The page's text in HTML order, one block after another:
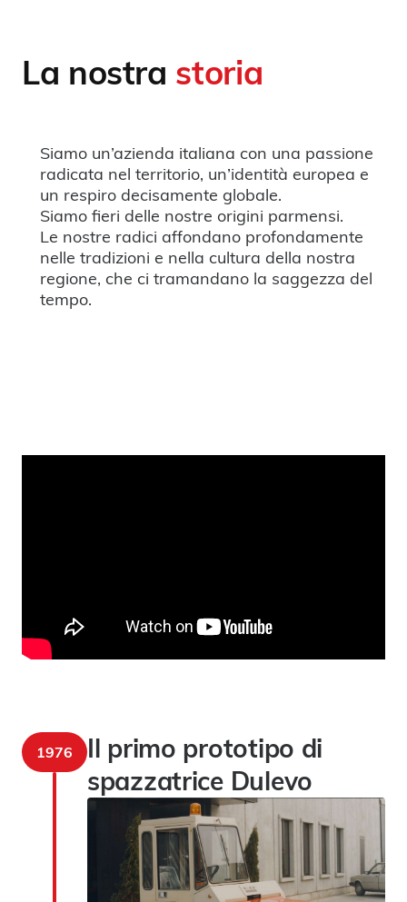
La nostra storia
Siamo un’azienda italiana con una passione
radicata nel territorio, un’identità europea e
un respiro decisamente globale.
Siamo fieri delle nostre origini parmensi.
Le nostre radici affondano profondamente
nelle tradizioni e nella cultura della nostra
regione, che ci tramandano la saggezza del
tempo.
1976
Il primo prototipo di
spazzatrice Dulevo